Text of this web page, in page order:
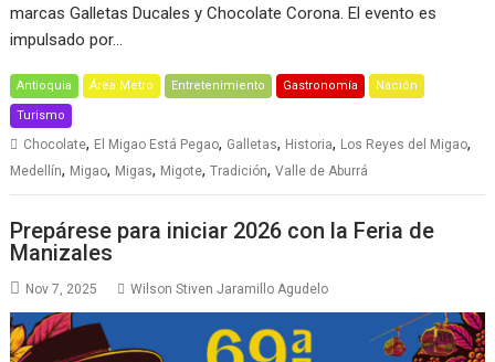
marcas Galletas Ducales y Chocolate Corona. El evento es
impulsado por…
Antioquia Área Metro Entretenimiento Gastronomía Nación
Turismo
Chocolate, El Migao Está Pegao, Galletas, Historia, Los Reyes del Migao,
Medellín, Migao, Migas, Migote,Tradición,Valle de Aburrá
Prepárese para iniciar 2026 con la Feria de
Manizales
Nov 7, 2025 Wilson Stiven Jaramillo Agudelo